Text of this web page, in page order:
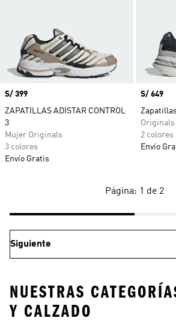
Precio
S/ 399
ZAPATILLAS ADISTAR CONTROL
3
Mujer Originals
3 colores
Envío Gratis
Precio
S/ 649
Originals
2 colores
Envío
Página: 1 de 2
Siguiente
NUESTRAS
Y CALZADO